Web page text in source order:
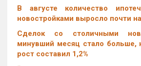
В августе количество
новостройками выросло почти
Cделок со столичными
минувший месяц стало больше,
рост составил 1,2%